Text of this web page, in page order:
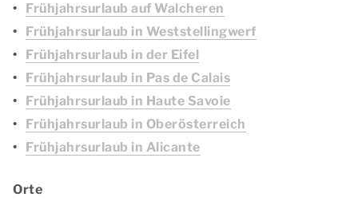
Frühjahrsurlaub auf Walcheren
Frühjahrsurlaub in Weststellingwerf
Frühjahrsurlaub in der Eifel
Frühjahrsurlaub in Pas de Calais
Frühjahrsurlaub in Haute Savoie
Frühjahrsurlaub in Oberösterreich
Frühjahrsurlaub in Alicante
Orte